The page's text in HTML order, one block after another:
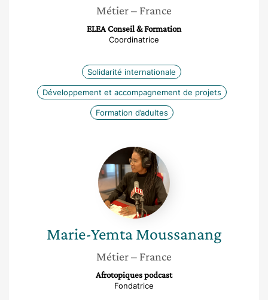
Métier– France
ELEA Conseil & Formation
Coordinatrice
Solidarité internationale
Développement et accompagnement de projets
Formation d’adultes
Marie-
Yemta
Moussanang
Marie-Yemta Moussanang
Métier– France
Afrotopiques podcast
Fondatrice